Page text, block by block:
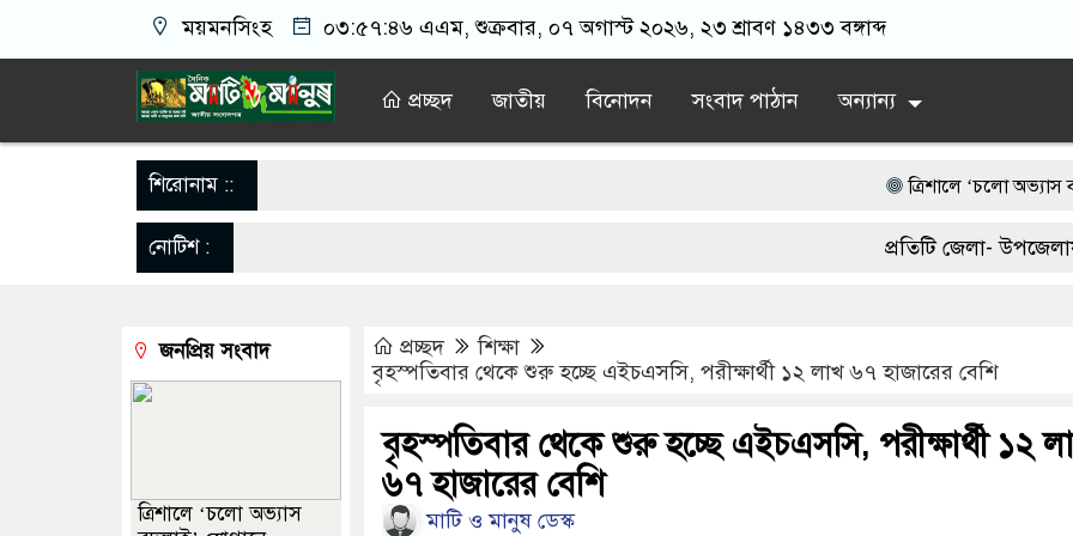
ময়মনসিংহ ০৩:৫৭:৪৭ এএম, শুক্রবার, ০৭ অগাস্ট ২০২৬, ২৩ শ্রাবণ ১৪৩৩ বঙ্গাব্দ
প্রচ্ছদ জাতীয় বিনোদন সংবাদ পাঠান অন্যান্য
শিরোনাম :: ‎ত্রিশালে ‘চলো অভ্যাস বদলাই’
পাকা সেতুর অভাবে ৫০ হাজার
আওয়ামী লীগ আমলে এক তৃতীয়াংশ
দেশের বাজারে ফের বড় ধাক্কা: এক
নোটিশ :
প্রতিটি জেলা- উপজেলায়
প্রচ্ছদ
শিক্ষা
বৃহস্পতিবার থেকে শুরু হচ্ছে এইচএসসি, পরীক্ষার্থী ১২ লাখ ৬৭ হাজারের বেশি
বৃহস্পতিবার থেকে শুরু হচ্ছে এইচএসসি, পরীক্ষার্থী ১২
৬৭ হাজারের বেশি
মাটি ও মানুষ ডেস্ক
জনপ্রিয় সংবাদ
‎ত্রিশালে ‘চলো অভ্যাস